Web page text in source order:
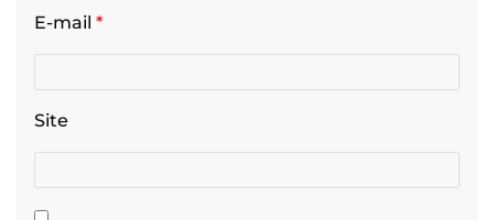
E-mail *
Site